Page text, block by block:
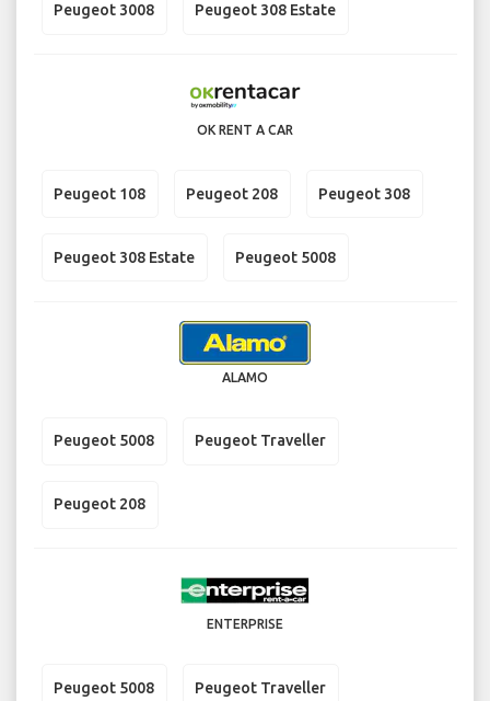
Peugeot 3008 Peugeot 308 Estate
OK RENT A CAR
Peugeot 108 Peugeot 208 Peugeot 308
Peugeot 308 Estate Peugeot 5008
ALAMO
Peugeot 5008 Peugeot Traveller
Peugeot 208
ENTERPRISE
Peugeot 5008 Peugeot Traveller